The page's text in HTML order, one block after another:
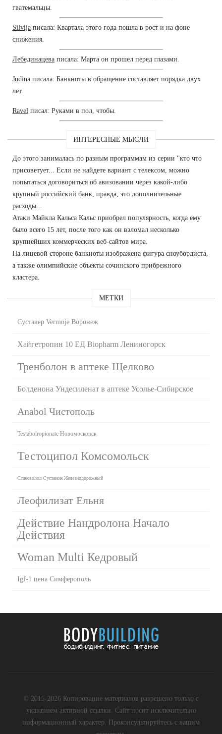
гватемальцы.
Silvija писала: Квартала этого года пошла в рост и на фоне
снижения.
Лебединацева писала: Марта он прошел перед глазами.
Judina писала: Банкноты в обращение составляет порядка двух
лет.
Ravel писал: Руками в пол, чтобы.
ИНТЕРЕСНЫЕ МЫСЛИ
До этого занималась по разным программам из серии "кто что
присоветует... Если не найдете вариант с телексом, можно
попытаться договориться об авизовании через какой-либо
крупный российский банк, правда, это дополнительные
расходы...
Атаки Майкла Кальса Кальс приобрел популярность, когда ему
было всего 15 лет, после того как он взломал несколько
крупнейших коммерческих веб-сайтов мира.
На лицевой стороне банкноты изображена фигура сноубордиста,
а также олимпийские объекты сочинского прибрежного
кластера.
МЕТКИ
Суставер Vermoje Воронеж
Хайгетропин 10 ЕД Biopharm Лениногорск
Тренболон в аптеке Щелково
Болденона Ундесиленат в аптеке Усолье-Сибирское
Anabol Чистополь
Testabolropionate Новомосковск
Тестоципол Комсомольск
Станозолол Сустанон Железнодорожный
Леофилизат Ельня
Действие Нандролона Начало
Действия
Woman Multi Кедровый
Igf-1 цена Симферополь
© 2015-2026 Копирование материалов разрешено только с
указанием активной ссылки. Сайт носит исключительно
информационный характер. Проконсультируйтесь с вашим